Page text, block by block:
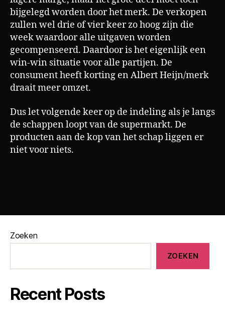
bijgelegd worden door het merk. De verkopen
zullen wel drie of vier keer zo hoog zijn die
week waardoor alle uitgaven worden
gecompenseerd. Daardoor is het eigenlijk een
win-win situatie voor alle partijen. De
consument heeft korting en Albert Heijn/merk
draait meer omzet.
Dus let volgende keer op de indeling als je langs
de schappen loopt van de supermarkt. De
producten aan de kop van het schap liggen er
niet voor niets.
Al
b
e
rt
H
ei
jn
B
o
n
u
s
di
g
-
Zoeken
ZOEKEN
Recent Posts